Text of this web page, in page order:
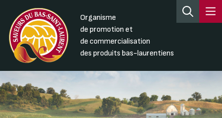
Organisme
de promotion et
de commercialisation
des produits bas-laurentiens